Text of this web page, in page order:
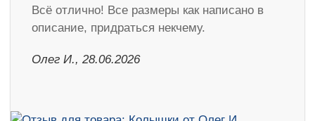
Всё отлично! Все размеры как написано в
описание, придраться некчему.
Олег И., 28.06.2026